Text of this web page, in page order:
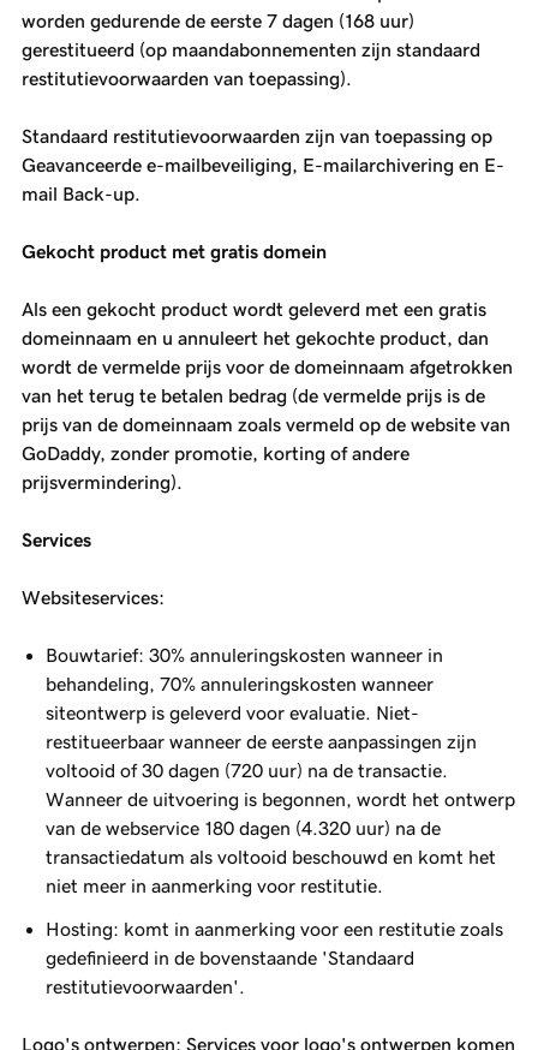
worden gedurende de eerste 7 dagen (168 uur)
gerestitueerd (op maandabonnementen zijn standaard
restitutievoorwaarden van toepassing).
Standaard restitutievoorwaarden zijn van toepassing op
Geavanceerde e-mailbeveiliging, E-mailarchivering en E-
mail Back-up.
Gekocht product met gratis domein
Als een gekocht product wordt geleverd met een gratis
domeinnaam en u annuleert het gekochte product, dan
wordt de vermelde prijs voor de domeinnaam afgetrokken
van het terug te betalen bedrag (de vermelde prijs is de
prijs van de domeinnaam zoals vermeld op de website van
GoDaddy, zonder promotie, korting of andere
prijsvermindering).
Services
Websiteservices:
Bouwtarief: 30% annuleringskosten wanneer in
behandeling, 70% annuleringskosten wanneer
siteontwerp is geleverd voor evaluatie. Niet-
restitueerbaar wanneer de eerste aanpassingen zijn
voltooid of 30 dagen (720 uur) na de transactie.
Wanneer de uitvoering is begonnen, wordt het ontwerp
van de webservice 180 dagen (4.320 uur) na de
transactiedatum als voltooid beschouwd en komt het
niet meer in aanmerking voor restitutie.
Hosting: komt in aanmerking voor een restitutie zoals
gedefinieerd in de bovenstaande 'Standaard
restitutievoorwaarden'.
Logo's ontwerpen: Services voor logo's ontwerpen komen